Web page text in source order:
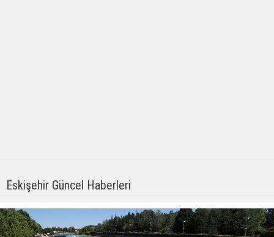
Eskişehir Güncel Haberleri